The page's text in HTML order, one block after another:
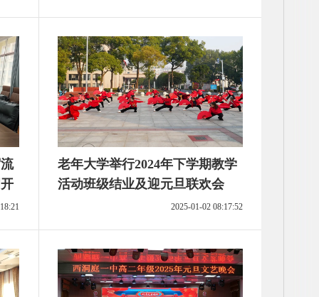
老年大学举行2024年下学期教学
活动班级结业及迎元旦联欢会
2025-01-02 08:17:52